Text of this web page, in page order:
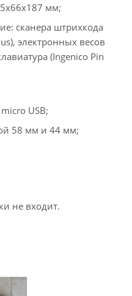
мм;
сканера штрихкода
электронных весов
(Ingenico Pin
USB;
58 мм и 44 мм;
не входит.